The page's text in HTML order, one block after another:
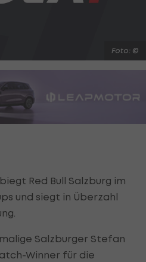
Foto: ©
biegt Red Bull Salzburg im
und siegt in Überzahl
Salzburger Stefan
Winner für die